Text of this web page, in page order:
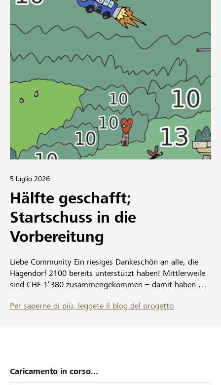
5 luglio 2026
Hälfte geschafft;
Startschuss in die
Vorbereitung
Liebe Community Ein riesiges Dankeschön an alle, die
Hägendorf 2100 bereits unterstützt haben! Mittlerweile
sind CHF 1’380 zusammengekommen – damit haben wir
bedeutet mir sehr viel. Danke an alle Supporter! Und
Entwurf wird auf die 6 × 8 Meter grosse Fläche
Per saperne di più, leggete il blog del progetto
Caricamento in corso...